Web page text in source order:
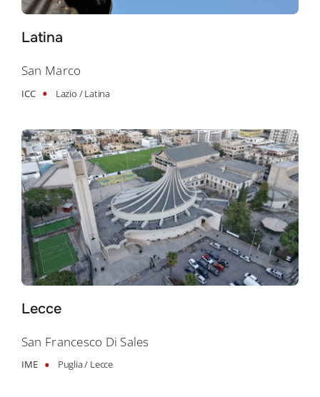
Latina
San Marco
ICC • Lazio /Latina
Lecce
San Francesco Di Sales
IME • Puglia / Lecce